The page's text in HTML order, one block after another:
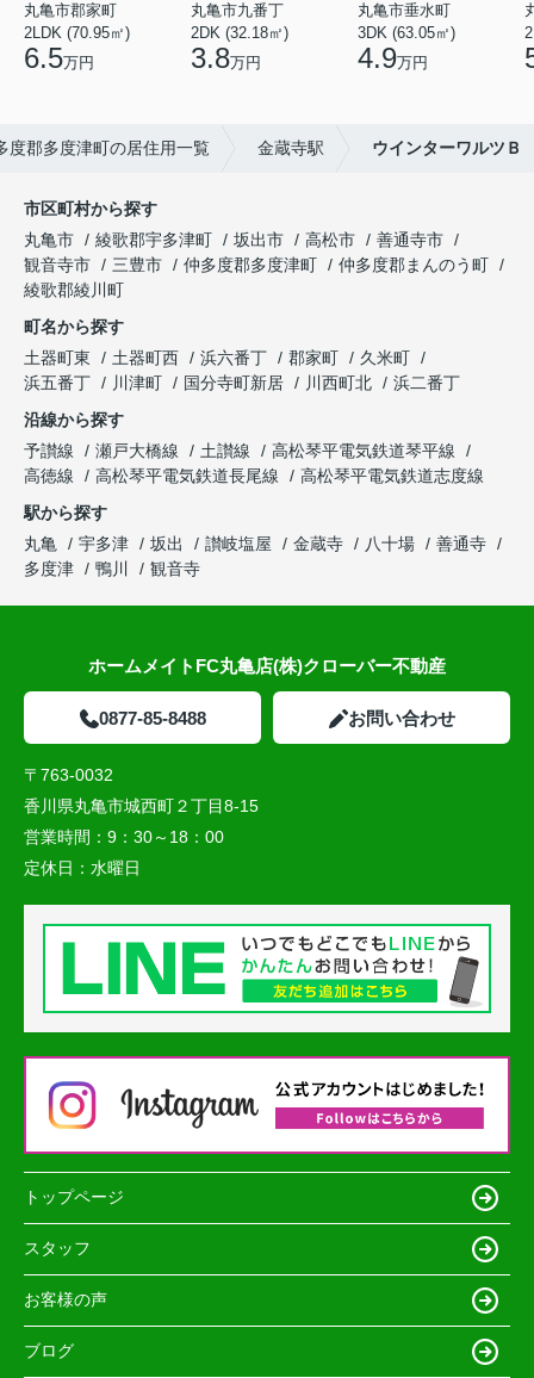
丸亀市郡家町
2LDK (70.95㎡)
6.5万円
丸亀市九番丁
2DK (32.18㎡)
3.8万円
丸亀市垂水町
3DK (63.05㎡)
4.9万円
度郡多度津町の居住用一覧 金蔵寺駅 ウインターワルツＢ
市区町村から探す
丸亀市
綾歌郡宇多津町 坂出市 高松市
善通寺市
観音寺市
三豊市 仲多度郡多度津町
仲多度郡まんのう町
綾歌郡綾川町
町名から探す
土器町東
土器町西 浜六番丁 郡家町
久米町
浜五番丁
川津町 国分寺町新居 川西町北
浜二番丁
沿線から探す
予讃線
瀬戸大橋線 土讃線
高松琴平電気鉄道琴平線
高徳線
高松琴平電気鉄道長尾線
高松琴平電気鉄道志度線
駅から探す
丸亀
宇多津 坂出 讃岐塩屋 金蔵寺 八十場
善通寺
多度津
鴨川 観音寺
ホームメイトFC丸亀店(株)クローバー不動産
0877-85-8488 お問い合わせ
〒763-0032
香川県丸亀市城西町２丁目8-15
営業時間： 9：30～18：00
定休日： 水曜日
トップページ
スタッフ
お客様の声
ブログ